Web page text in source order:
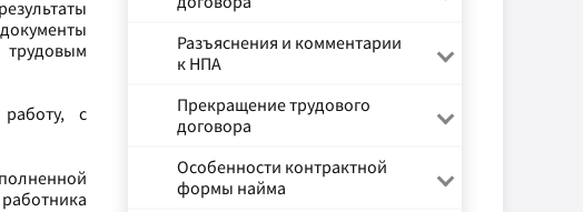
с
Разъяснения и комментарии
к НПА
Прекращение трудового
договора
Особенности контрактной
формы найма